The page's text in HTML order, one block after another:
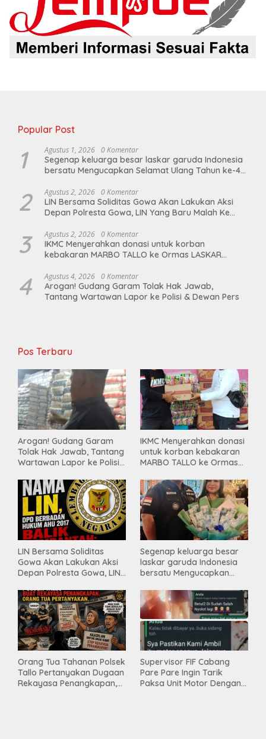
Popular Post
1 Agustus 1, 2026 0 Komentar
Segenap keluarga besar laskar garuda Indonesia
bersatu Mengucapkan Selamat Ulang Tahun ke-44
2 Agustus 2, 2026 0 Komentar
LIN Bersama Soliditas Gowa Akan Lakukan Aksi
Depan Polresta Gowa, LIN Yang Baru Malah Ke
3 Agustus 2, 2026 0 Komentar
IKMC Menyerahkan donasi untuk korban
kebakaran MARBO TALLO ke Ormas LASKAR
4 Agustus 4, 2026 0 Komentar
Arogan! Gudang Garam Tolak Hak Jawab,
Tantang Wartawan Lapor ke Polisi & Dewan Pers
Pos Terbaru
Arogan! Gudang Garam
Tolak Hak Jawab, Tantang
Wartawan Lapor ke Polisi
IKMC Menyerahkan donasi
untuk korban kebakaran
MARBO TALLO ke Ormas
INDONESIA BERSATU
LIN Bersama Soliditas
Gowa Akan Lakukan Aksi
Depan Polresta Gowa, LIN
Ge’eran Nama
Lembaganya Di Catut
Segenap keluarga besar
laskar garuda Indonesia
bersatu Mengucapkan
44 untuk ibu ketua umum
LGIB (Andi Sumarni).
Orang Tua Tahanan Polsek
Tallo Pertanyakan Dugaan
Rekayasa Penangkapan,
Supervisor FIF Cabang
Pare Pare Ingin Tarik
Paksa Unit Motor Dengan